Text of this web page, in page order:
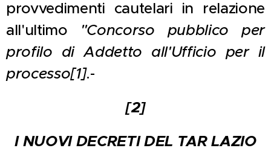
provvedimenti cautelari in relazione
all'ultimo
"Concorso pubblico per
profilo di Addetto all'Ufficio per il
processo[1].-
[2]
I NUOVI DECRETI DEL TAR LAZIO